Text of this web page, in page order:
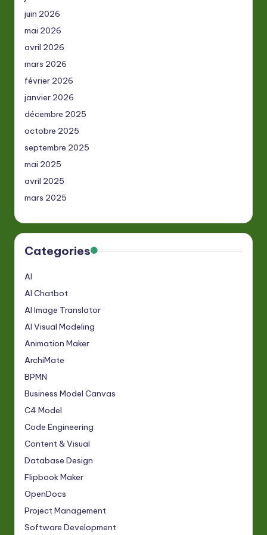
juin 2026
mai 2026
avril 2026
mars 2026
février 2026
janvier 2026
décembre 2025
octobre 2025
septembre 2025
mai 2025
avril 2025
mars 2025
Categories
AI
AI Chatbot
AI Image Translator
AI Visual Modeling
Animation Maker
ArchiMate
BPMN
Business Model Canvas
C4 Model
Code Engineering
Content & Visual
Database Design
Flipbook Maker
OpenDocs
Project Management
Software Development